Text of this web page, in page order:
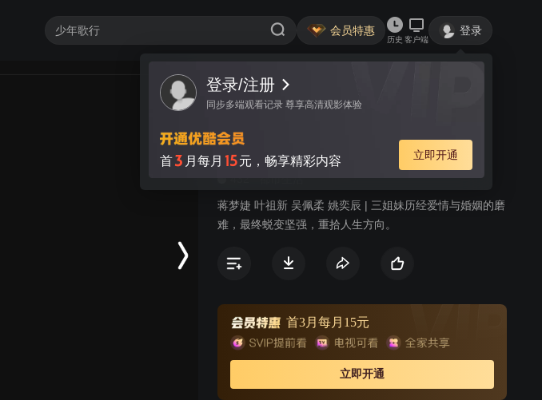
会员特惠
历史 客户端
登录
登录/注册
同步多端观看记录 尊享高清观影体验
首3 月每月 15元，畅享精彩内容 立即开通
视频 讨论
说好的幸福
都市生活
蒋梦婕 叶祖新 吴佩柔 姚奕辰 | 三姐妹历经爱情与婚姻的磨
难，最终蜕变坚强，重拾人生方向。
首3月每月15元
立即开通